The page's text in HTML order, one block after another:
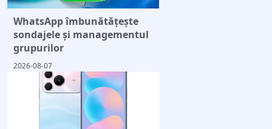
WhatsApp îmbunătățește
sondajele și managementul
grupurilor
2026-08-07